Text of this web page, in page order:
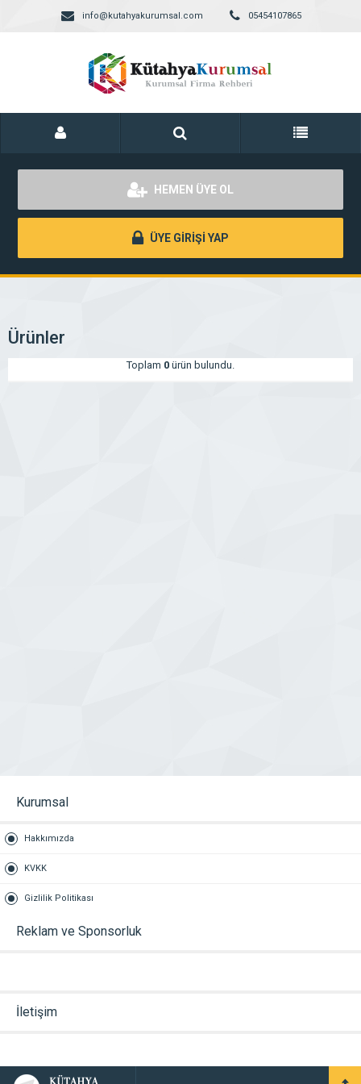
info@kutahyakurumsal.com 05454107865
HEMEN ÜYE OL
ÜYE GİRİŞİ YAP
Ürünler
Toplam 0 ürün bulundu.
Kurumsal
Hakkımızda
KVKK
Gizlilik Politikası
Reklam ve Sponsorluk
İletişim